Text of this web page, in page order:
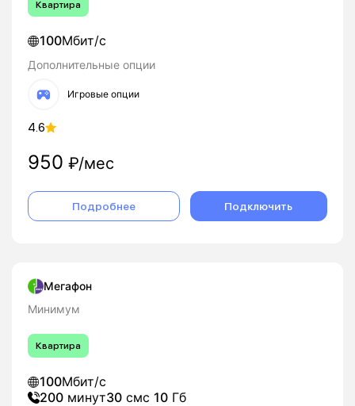
Квартира
100Мбит/с
Дополнительные опции
Игровые опции
4.6
950 ₽/мес
Подробнее Подключить
Мегафон
Минимум
Квартира
100Мбит/с
200 минут30 смс 10 Гб